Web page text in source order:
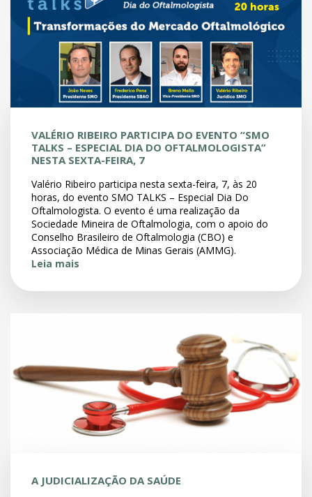
VALÉRIO RIBEIRO PARTICIPA DO EVENTO “SMO
TALKS – ESPECIAL DIA DO OFTALMOLOGISTA”
NESTA SEXTA-FEIRA, 7
Valério Ribeiro participa nesta sexta-feira, 7, às 20
horas, do evento SMO TALKS – Especial Dia Do
Oftalmologista. O evento é uma realização da
Sociedade Mineira de Oftalmologia, com o apoio do
Conselho Brasileiro de Oftalmologia (CBO) e
Associação Médica de Minas Gerais (AMMG).
Leia mais
A JUDICIALIZAÇÃO DA SAÚDE